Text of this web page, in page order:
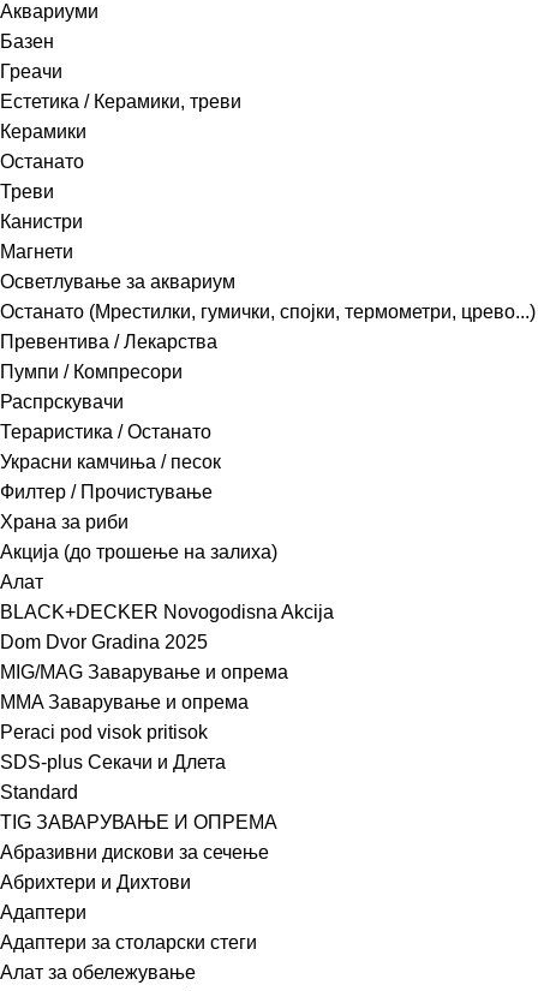
Аквариуми
Базен
Греачи
Естетика / Керамики, треви
Керамики
Останато
Треви
Канистри
Магнети
Осветлување за аквариум
Останато (Мрестилки, гумички, спојки, термометри, црево...)
Превентива / Лекарства
Пумпи / Компресори
Распрскувачи
Тераристика / Останато
Украсни камчиња / песок
Филтер / Прочистување
Храна за риби
Акција (до трошење на залиха)
Алат
BLACK+DECKER Novogodisna Akcija
Dom Dvor Gradina 2025
MIG/MAG Заварување и опрема
MMA Заварување и опрема
Peraci pod visok pritisok
SDS-plus Секачи и Длета
Standard
TIG ЗАВАРУВАЊЕ И ОПРЕМА
Абразивни дискови за сечење
Абрихтери и Дихтови
Адаптери
Адаптери за столарски стеги
Алат за обележување